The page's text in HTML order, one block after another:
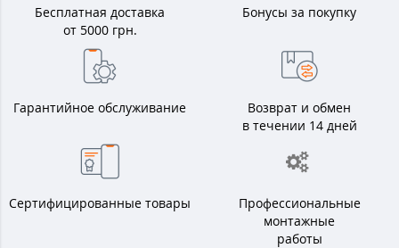
Бесплатная доставка
от 5000 грн.
Бонусы за покупку
Гарантийное обслуживание
Возврат и обмен
в течении 14 дней
Сертифицированные товары
Профессиональные
монтажные
работы